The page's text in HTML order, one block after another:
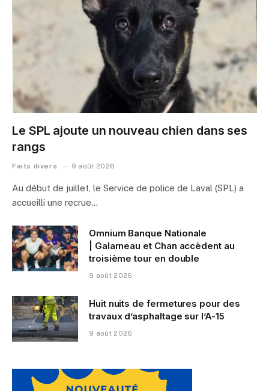
Le SPL ajoute un nouveau chien dans ses
rangs
Faits divers 9 août 2026
Au début de juillet, le Service de police de Laval (SPL) a
accueilli une recrue…
Omnium Banque Nationale
| Galarneau et Chan accèdent au
troisième tour en double
9 août 2026
Huit nuits de fermetures pour des
travaux d’asphaltage sur l’A-15
9 août 2026